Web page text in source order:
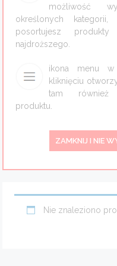
możliwość
określonych
posortujesz
najdroższego.
ikona menu w
kliknięciu
tam również
produktu.
ZAMKNIJ I NIE
Nie znaleziono
Nevskaja Cosmetica
Orientana
Regal
Rokitnik
Viva Oliva
Eco fashion
Zestawy prezentowe